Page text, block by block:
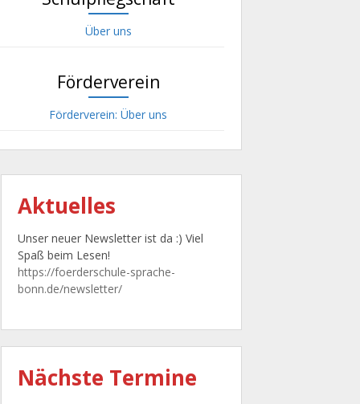
Über uns
Förderverein
Förderverein: Über uns
Aktuelles
Unser neuer Newsletter ist da :) Viel
Spaß beim Lesen!
https://foerderschule-sprache-
bonn.de/newsletter/
Nächste Termine